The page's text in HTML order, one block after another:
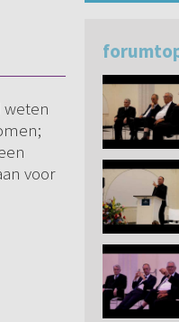
weten
voor